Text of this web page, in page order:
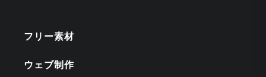
フリー素材
ウェブ制作